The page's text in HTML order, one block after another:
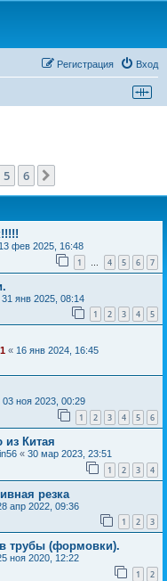
Вход
Регистрация
5 6
13 фев 2025, 16:48
1 … 4 5 6 7
31 янв 2025, 08:14
1 2 3 4 5
« 16 янв 2024, 16:45
03 ноя 2023, 00:29
1 2 3 4 5 6
из Китая
« 30 мар 2023, 23:51
1 2 3 4
резка
апр 2022, 09:36
1 2 3
трубы (формовки).
ноя 2020, 12:22
1 2